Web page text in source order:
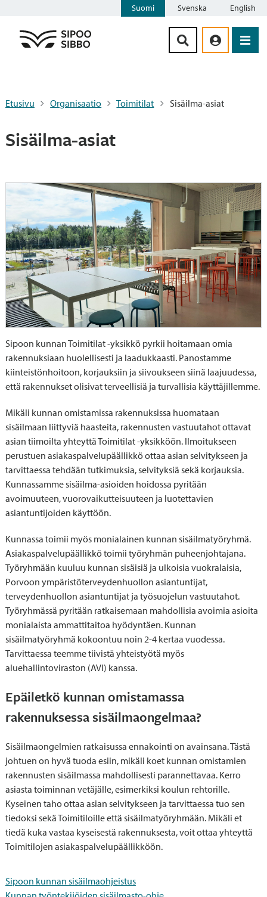
Suomi Svenska English
Etusivu Organisaatio Toimitilat Sisäilma-asiat
Sisäilma-asiat
Sipoon kunnan Toimitilat -yksikkö pyrkii hoitamaan omia
rakennuksiaan huolellisesti ja laadukkaasti. Panostamme
kiinteistönhoitoon, korjauksiin ja siivoukseen siinä laajuudessa,
että rakennukset olisivat terveellisiä ja turvallisia käyttäjillemme.
Mikäli kunnan omistamissa rakennuksissa huomataan
sisäilmaan liittyviä haasteita, rakennusten vastuutahot ottavat
asian tiimoilta yhteyttä Toimitilat -yksikköön. Ilmoitukseen
perustuen asiakaspalvelupäällikkö ottaa asian selvitykseen ja
tarvittaessa tehdään tutkimuksia, selvityksiä sekä korjauksia.
Kunnassamme sisäilma-asioiden hoidossa pyritään
avoimuuteen, vuorovaikutteisuuteen ja luotettavien
asiantuntijoiden käyttöön.
Kunnassa toimii myös monialainen kunnan sisäilmatyöryhmä.
Asiakaspalvelupäällikkö toimii työryhmän puheenjohtajana.
Työryhmään kuuluu kunnan sisäisiä ja ulkoisia vuokralaisia,
Porvoon ympäristöterveydenhuollon asiantuntijat,
terveydenhuollon asiantuntijat ja työsuojelun vastuutahot.
Työryhmässä pyritään ratkaisemaan mahdollisia avoimia asioita
monialaista ammattitaitoa hyödyntäen. Kunnan
sisäilmatyöryhmä kokoontuu noin 2-4 kertaa vuodessa.
Tarvittaessa teemme tiivistä yhteistyötä myös
aluehallintoviraston (AVI) kanssa.
Epäiletkö kunnan omistamassa
rakennuksessa sisäilmaongelmaa?
Sisäilmaongelmien ratkaisussa ennakointi on avainsana. Tästä
johtuen on hyvä tuoda esiin, mikäli koet kunnan omistamien
rakennusten sisäilmassa mahdollisesti parannettavaa. Kerro
asiasta toiminnan vetäjälle, esimerkiksi koulun rehtorille.
Kyseinen taho ottaa asian selvitykseen ja tarvittaessa tuo sen
tiedoksi sekä Toimitiloille että sisäilmatyöryhmään. Mikäli et
tiedä kuka vastaa kyseisestä rakennuksesta, voit ottaa yhteyttä
Toimitilojen asiakaspalvelupäällikköön.
Sipoon kunnan sisäilmaohjeistus